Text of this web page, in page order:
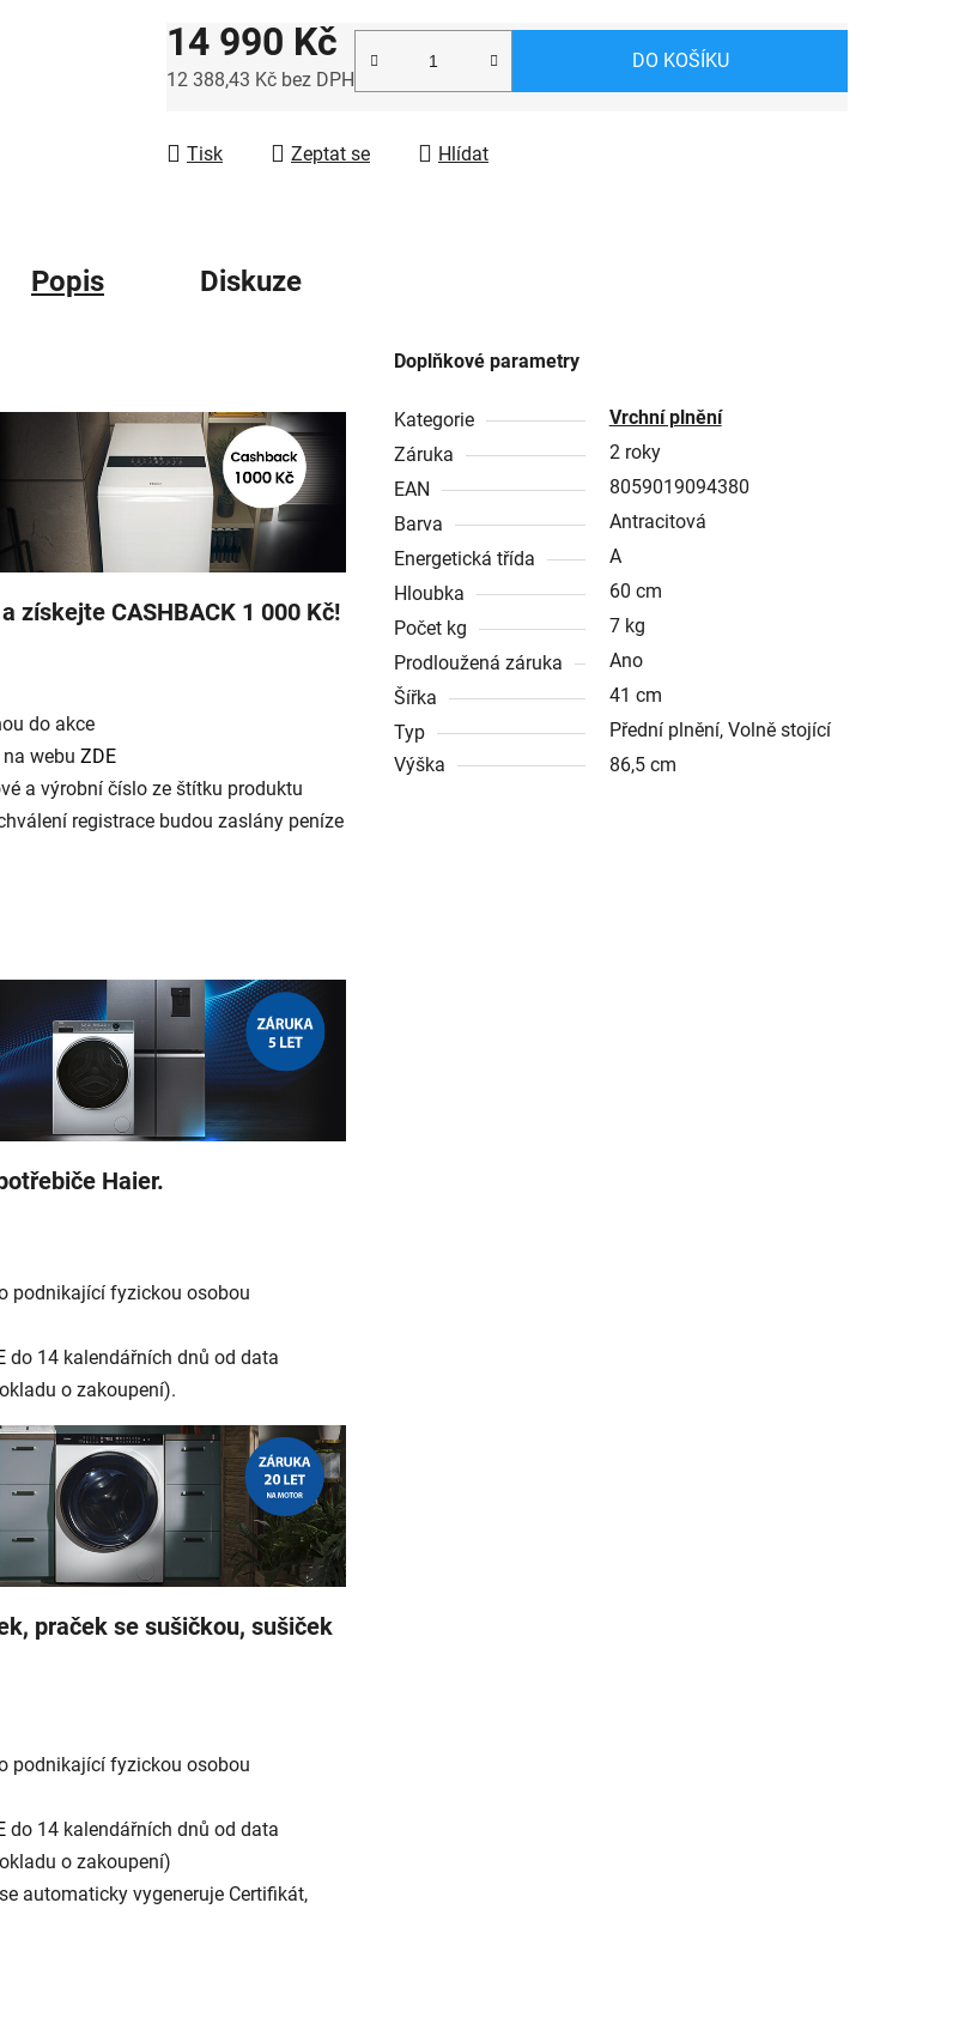
14 990 Kč
12 388,43 Kč bez DPH
DO KOŠÍKU
Tisk Zeptat se Hlídat
Popis Diskuze
získejte CASHBACK 1 000 Kč!
do akce
webu ZDE
a výrobní číslo ze štítku produktu
registrace budou zaslány peníze
Haier.
podnikající fyzickou osobou
do 14 kalendářních dnů od data
o zakoupení).
praček se sušičkou, sušiček
podnikající fyzickou osobou
do 14 kalendářních dnů od data
o zakoupení)
automaticky vygeneruje Certifikát,
Doplňkové parametry
Kategorie
Vrchní plnění
Záruka
2 roky
EAN
8059019094380
Barva
Antracitová
Energetická třída
A
Hloubka
60 cm
Počet kg
7 kg
Prodloužená záruka
Ano
Šířka
41 cm
Typ
Přední plnění, Volně stojící
Výška
86,5 cm